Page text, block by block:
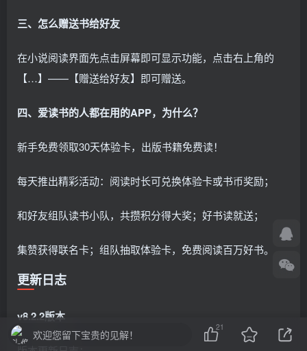
三、怎么赠送书给好友
在小说阅读界面先点击屏幕即可显示功能，点击右上角的
【…】——【赠送给好友】即可赠送。
四、爱读书的人都在用的APP，为什么？
新手免费领取30天体验卡，出版书籍免费读！
每天推出精彩活动：阅读时长可兑换体验卡或书币奖励；
和好友组队读书小队，共攒积分得大奖；好书读就送；
集赞获得联名卡；组队抽取体验卡，免费阅读百万好书。
更新日志
v8.2.2版本
欢迎您留下宝贵的见解！
21